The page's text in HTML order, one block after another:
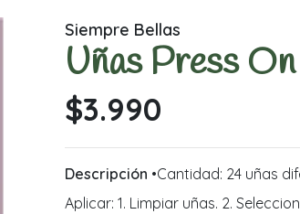
Siempre Bellas
Uñas Press
$3.990
Descripción •Cantidad: 24 uñas
Aplicar: 1. Limpiar uñas. 2.